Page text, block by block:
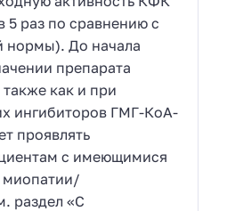
5 раз по сравнению с
нормы). До начала
препарата
как и при
ингибиторов ГМГ-КоА-
проявлять
с имеющимися
миопатии/
раздел «С